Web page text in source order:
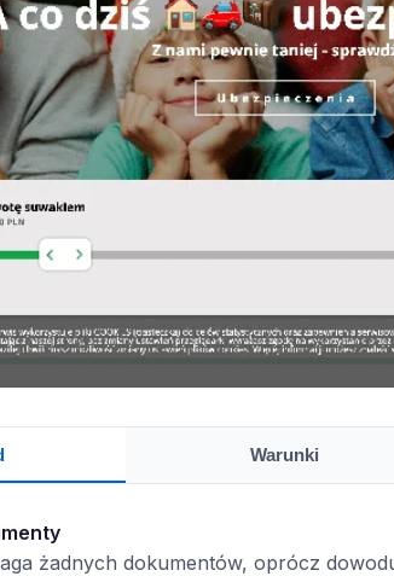
Warunki
żadnych dokumentów, oprócz